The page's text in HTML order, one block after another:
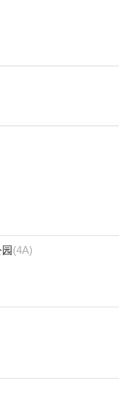
(4A)